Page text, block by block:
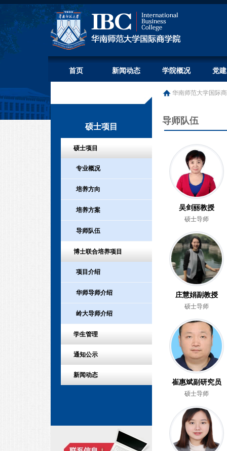
首页 新闻动态 学院概况 党
硕士项目
硕士项目
专业概况
培养方向
培养方案
导师队伍
博士联合培养项目
项目介绍
华师导师介绍
岭大导师介绍
学生管理
通知公示
新闻动态
华南师范大学国际
导师队伍
吴剑丽教授
硕士导师
庄慧娟副教授
硕士导师
崔惠斌副研究员
硕士导师